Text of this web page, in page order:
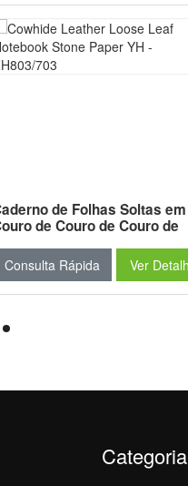
de Folhas Soltas em
de Couro de Couro de
- ZH803/703
Consulta Rápida Ver
Categoria